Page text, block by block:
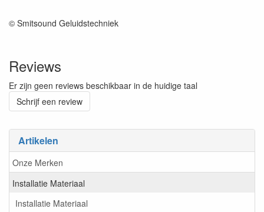
Artikelen
Onze Merken
Installatie Materiaal
Installatie Materiaal
© Smitsound Geluidstechniek
Reviews
Er zijn geen reviews beschikbaar in de huidige taal
Schrijf een review